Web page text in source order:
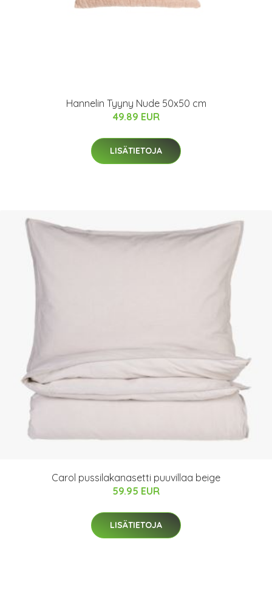
Hannelin Tyyny Nude 50x50 cm
49.89 EUR
LISÄTIETOJA
Carol pussilakanasetti puuvillaa beige
59.95 EUR
LISÄTIETOJA